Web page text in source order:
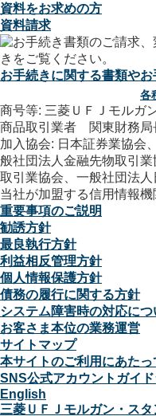
資料をお求めの方
資料請求
お手続きに関する書類や
各
商号等: 三菱ＵＦＪモル
商品取引業者 関東財務局
加入協会: 日本証券業協会
般社団法人金融先物取引
取引業協会、一般社団法
当社が加盟する信用情報
重要事項のご説明
勧誘方針
最良執行方針
利益相反管理方針
個人情報保護方針
債務の履行に関する方針
システム障害時の対応につ
お客さま本位の業務運営
サイトマップ
本サイトのご利用にあたっ
SNS公式アカウントガイ
English
三菱ＵＦＪモルガン・ス